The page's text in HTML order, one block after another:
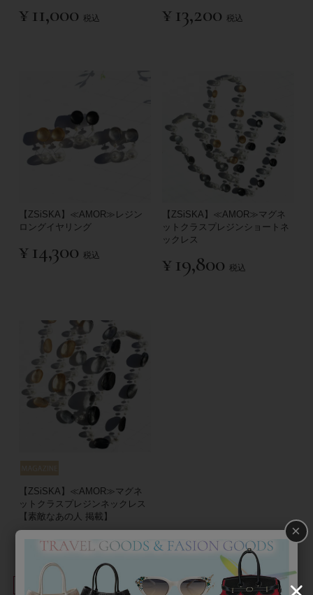
¥ 11,000 税込 ¥ 13,200 税込
【ZSiSKA】≪AMOR≫レジン
ロングイヤリング
¥ 14,300 税込
【ZSiSKA】≪AMOR≫マグネ
ットクラスプレジンショートネ
ックレス
¥ 19,800 税込
【ZSiSKA】≪AMOR≫マグネ
ットクラスプレジンネックレス
【素敵なあの人 掲載】
24,200 税込
並び替え 絞り込み
×